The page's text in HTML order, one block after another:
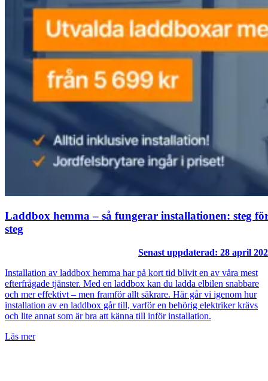
Laddbox hemma – så fungerar installationen: steg
steg
Senast uppdaterad: 28 april
Installation av laddbox hemma har på kort tid blivit en av våra mest
efterfrågade tjänster. Med en laddbox kan du ladda elbilen snabbare
och mer effektivt – men framför allt säkrare. Här går vi igenom hur
installation av en laddbox går till, varför en behörig elektriker krävs
och lite annat som är bra att känna till inför installation.
Läs mer